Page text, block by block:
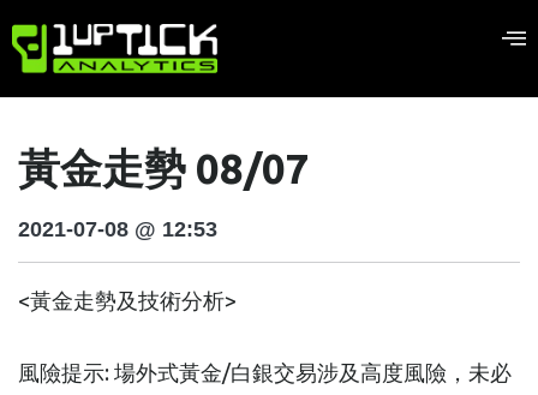
黃金走勢 08/07
2021-07-08 @ 12:53
<黃金走勢及技術分析>
風險提示: 場外式黃金/白銀交易涉及高度風險，未必